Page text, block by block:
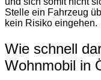
Stelle ein Fahrzeug
kein Risiko eingehen.
Wie schnell
Wohnmobil in